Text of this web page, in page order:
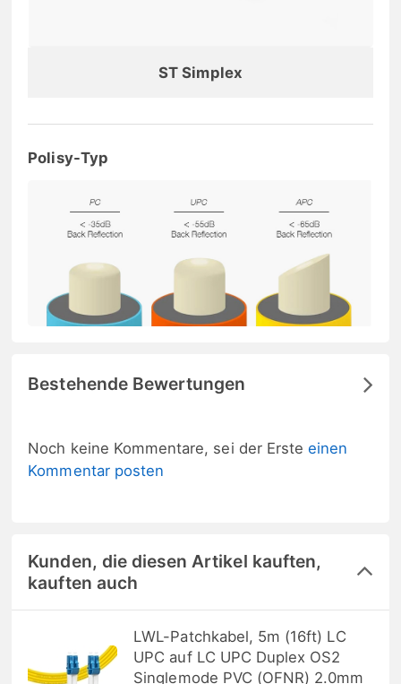
ST Simplex
Polisy-Typ
Bestehende Bewertungen
Noch keine Kommentare, sei der Ersteeinen
Kommentar posten
Kunden, die diesen Artikel kauften,
kauften auch
LWL-Patchkabel, 5m (16ft) LC
UPC auf LC UPC Duplex OS2
Singlemode PVC (OFNR) 2.0mm